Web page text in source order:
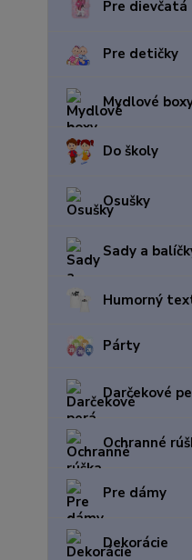
Pre dievčatá
Pre detičky
Mydlové
Do školy
Osušky
Sady a
Humorný
Párty
Darčekové
Ochranné
Pre dámy
Dekorácie